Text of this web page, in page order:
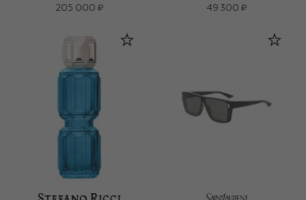
205 000 ₽
49 300 ₽